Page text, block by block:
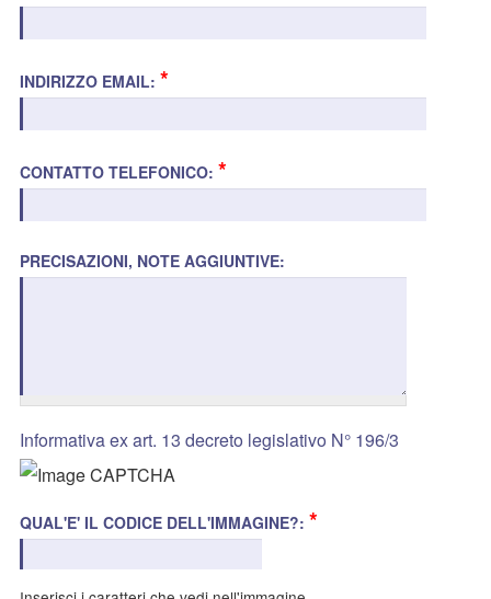
INDIRIZZO EMAIL: *
CONTATTO TELEFONICO: *
PRECISAZIONI, NOTE AGGIUNTIVE:
Informativa ex art. 13 decreto legislativo N° 196/3
QUAL'E' IL CODICE DELL'IMMAGINE?: *